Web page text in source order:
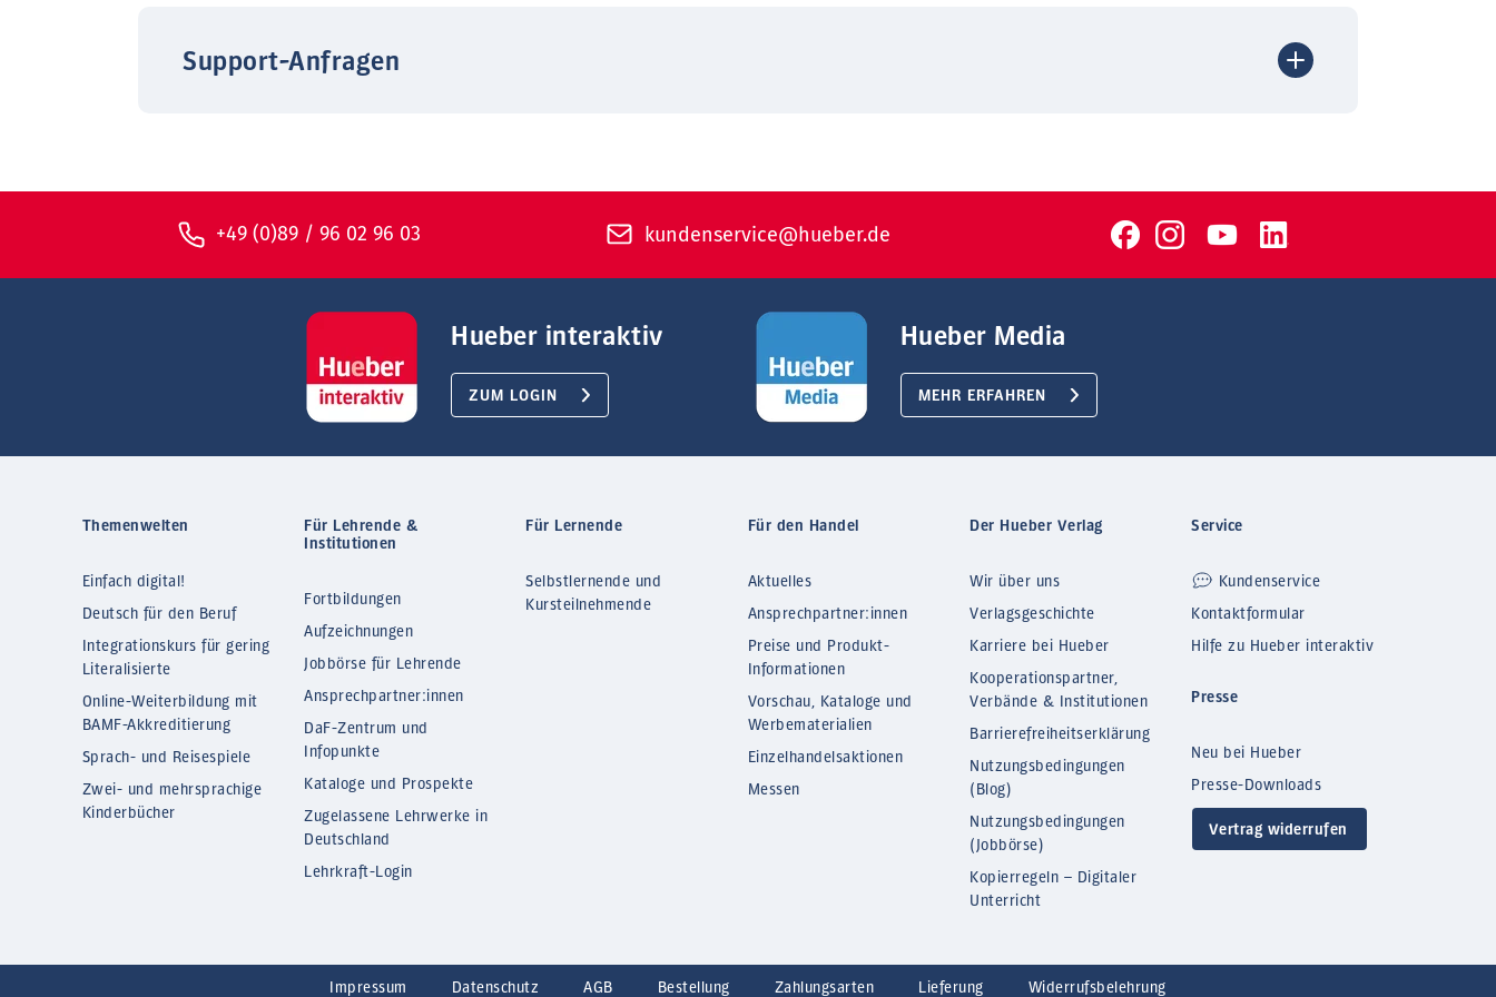
Support-Anfragen
+49 (0)89 / 96 02 96 03 kundenservice@hueber.de
Hueber interaktiv
ZUM LOGIN
Hueber Media
MEHR ERFAHREN
Themenwelten
Einfach digital!
Deutsch für den Beruf
Integrationskurs für gering
Literalisierte
Online-Weiterbildung mit
BAMF-Akkreditierung
Sprach- und Reisespiele
Zwei- und mehrsprachige
Kinderbücher
Für Lehrende &
Institutionen
Fortbildungen
Aufzeichnungen
Jobbörse für Lehrende
Ansprechpartner:innen
DaF-Zentrum und
Infopunkte
Kataloge und Prospekte
Zugelassene Lehrwerke in
Deutschland
Lehrkraft-Login
Für Lernende
Selbstlernende und
Kursteilnehmende
Für den Handel
Aktuelles
Ansprechpartner:innen
Preise und Produkt-
Informationen
Vorschau, Kataloge und
Werbematerialien
Einzelhandelsaktionen
Messen
Der Hueber Verlag
Wir über uns
Verlagsgeschichte
Karriere bei Hueber
Kooperationspartner,
Verbände & Institutionen
Barrierefreiheitserklärung
Nutzungsbedingungen
(Blog)
Nutzungsbedingungen
(Jobbörse)
Kopierregeln – Digitaler
Unterricht
Service
Kundenservice
Kontaktformular
Hilfe zu Hueber interaktiv
Presse
Neu bei Hueber
Presse-Downloads
Vertrag widerrufen
Impressum Datenschutz AGB Bestellung Zahlungsarten Lieferung Widerrufsbelehrung